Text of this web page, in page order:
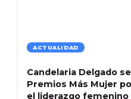
ACTUALIDAD
Candelaria Delgado
Premios Más Mujer
el liderazgo femenino